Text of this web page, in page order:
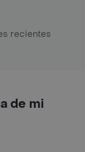
recientes
de mi